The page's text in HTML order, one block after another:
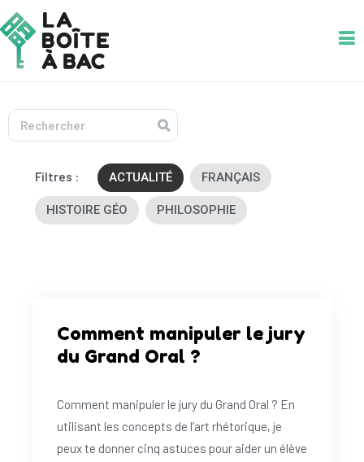
ACTUALITÉ FRANÇAIS
HISTOIRE GÉO PHILOSOPHIE
Comment manipuler le jury
du Grand Oral ?
Comment manipuler le jury du Grand Oral ? En
utilisant les concepts de l’art rhétorique, je
peux te donner cinq astuces pour aider un élève